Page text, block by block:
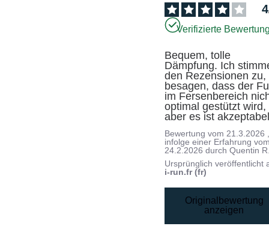
4
Verifizierte
Bequem, tolle
Dämpfung. Ich
den Rezensionen zu,
besagen, dass der
im Fersenbereich
optimal gestützt wird,
aber es ist
Bewertung vom 21.3.2026
infolge einer Erfahrung
24.2.2026 durchQuentin
Ursprünglich veröffentlicht
i-run.fr (fr)
Originalbewertung
anzeigen